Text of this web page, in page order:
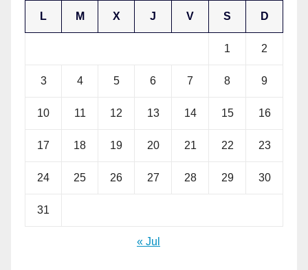
L M X J V S D
1 2
3 4 5 6 7 8 9
10 11 12 13 14 15 16
17 18 19 20 21 22 23
24 25 26 27 28 29 30
31
« Jul